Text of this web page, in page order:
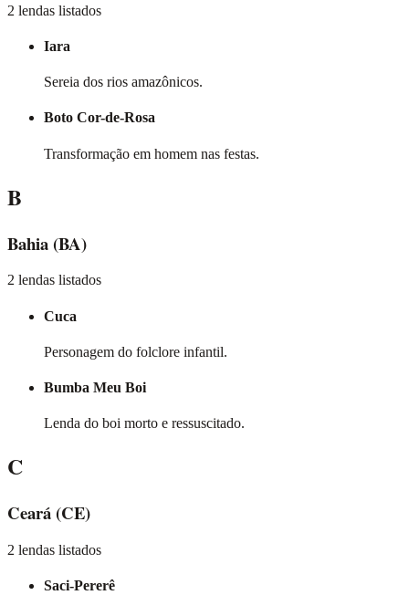
2 lendas listados
Iara
Sereia dos rios amazônicos.
Boto Cor-de-Rosa
Transformação em homem nas festas.
B
Bahia (BA)
2 lendas listados
Cuca
Personagem do folclore infantil.
Bumba Meu Boi
Lenda do boi morto e ressuscitado.
C
Ceará (CE)
2 lendas listados
Saci-Pererê